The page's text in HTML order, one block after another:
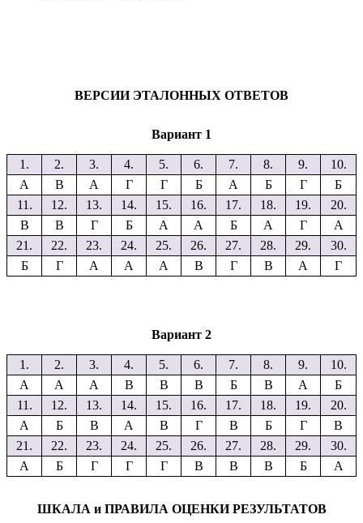
ВЕРСИИ ЭТАЛОННЫХ ОТВЕТОВ
Вариант 1
1. 2. 3. 4. 5. 6. 7. 8. 9.
10.
А
В А Г Г Б А Б Г
Б
11.
12. 13. 14. 15. 16. 17. 18. 19.
20.
В
В Г Б А А Б А Г
А
21.
22. 23. 24. 25. 26. 27. 28. 29.
30.
Б
Г А А А В Г В А Г
Вариант 2
1. 2. 3. 4. 5. 6. 7. 8. 9.
10.
А
А А В В В Б В А
Б
11.
12. 13. 14. 15. 16. 17. 18. 19.
20.
А
Б В А В Г В Б Г
В
21.
22. 23. 24. 25. 26. 27. 28. 29.
30.
А
Б Г Г Г В В В Б А
ШКАЛА и ПРАВИЛА ОЦЕНКИ РЕЗУЛЬТАТОВ